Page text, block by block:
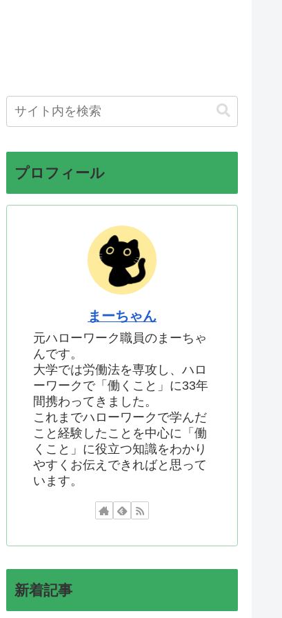
プロフィール
まーちゃん
元ハローワーク職員のまーちゃ
んです。
大学では労働法を専攻し、ハロ
ーワークで「働くこと」に33年
間携わってきました。
これまでハローワークで学んだ
こと経験したことを中心に「働
くこと」に役立つ知識をわかり
やすくお伝えできればと思って
います。
新着記事